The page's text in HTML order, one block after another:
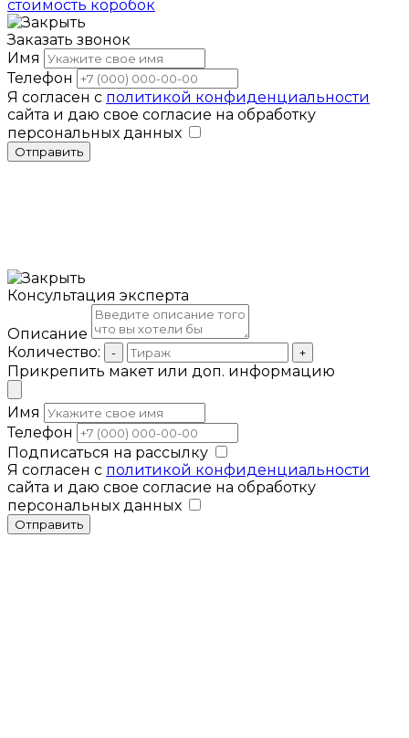
стоимость коробок
Заказать звонок
Имя
Телефон
Я согласен с политикой конфиденциальности
сайта и даю свое согласие на обработку
персональных данных
Отправить
Консультация эксперта
Описание
Количество:
- +
Прикрепить макет или доп. информацию
Имя
Телефон
Подписаться на рассылку
Я согласен с политикой конфиденциальности
сайта и даю свое согласие на обработку
персональных данных
Отправить